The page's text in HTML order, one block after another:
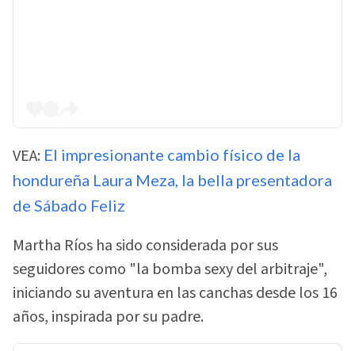
VEA: El impresionante cambio físico de la
hondureña Laura Meza, la bella presentadora
de Sábado Feliz
Martha Ríos ha sido considerada por sus
seguidores como "la bomba sexy del arbitraje",
iniciando su aventura en las canchas desde los 16
años, inspirada por su padre.